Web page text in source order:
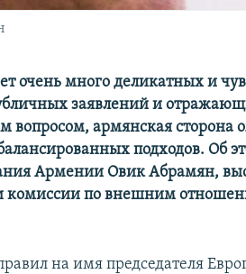
очень много деликатных и
заявлений и
вопросом, армянская сторона
подходов. Об
Армении Овик Абрамян,
комиссии по внешним
на имя председателя